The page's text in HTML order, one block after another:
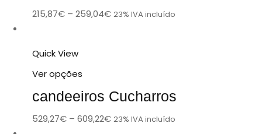
215,87€ – 259,04€ 23% IVA incluído
Quick View
Ver opções
candeeiros Cucharros
529,27€ – 609,22€ 23% IVA incluído